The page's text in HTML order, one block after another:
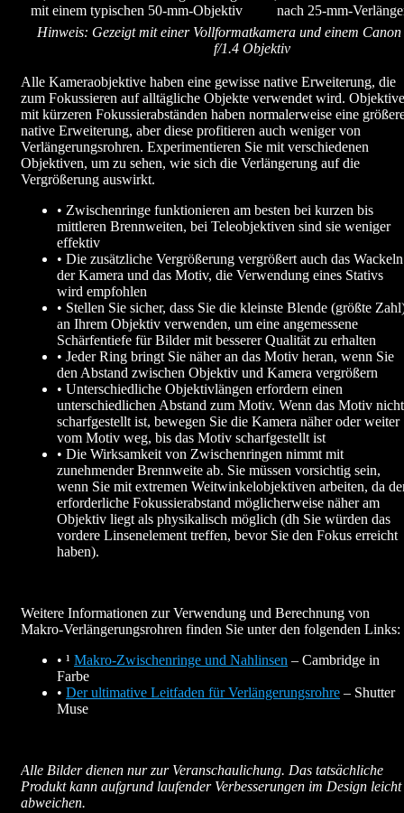
mit einem typischen 50-mm-Objektiv
nach 25-mm-
Hinweis: Gezeigt mit einer Vollformatkamera und einem
f/1.4 Objektiv
Alle Kameraobjektive haben eine gewisse native Erweiterung, die
zum Fokussieren auf alltägliche Objekte verwendet wird. Objektive
mit kürzeren Fokussierabständen haben normalerweise eine
native Erweiterung, aber diese profitieren auch weniger von
Verlängerungsrohren. Experimentieren Sie mit verschiedenen
Objektiven, um zu sehen, wie sich die Verlängerung auf die
Vergrößerung auswirkt.
• Zwischenringe funktionieren am besten bei kurzen bis
mittleren Brennweiten, bei Teleobjektiven sind sie weniger
effektiv
• Die zusätzliche Vergrößerung vergrößert auch das Wackeln
der Kamera und das Motiv, die Verwendung eines Stativs
wird empfohlen
• Stellen Sie sicher, dass Sie die kleinste Blende (größte
an Ihrem Objektiv verwenden, um eine angemessene
Schärfentiefe für Bilder mit besserer Qualität zu erhalten
• Jeder Ring bringt Sie näher an das Motiv heran, wenn Sie
den Abstand zwischen Objektiv und Kamera vergrößern
• Unterschiedliche Objektivlängen erfordern einen
unterschiedlichen Abstand zum Motiv. Wenn das Motiv nicht
scharfgestellt ist, bewegen Sie die Kamera näher oder weiter
vom Motiv weg, bis das Motiv scharfgestellt ist
• Die Wirksamkeit von Zwischenringen nimmt mit
zunehmender Brennweite ab. Sie müssen vorsichtig sein,
wenn Sie mit extremen Weitwinkelobjektiven arbeiten, da
erforderliche Fokussierabstand möglicherweise näher am
Objektiv liegt als physikalisch möglich (dh Sie würden das
vordere Linsenelement treffen, bevor Sie den Fokus erreicht
haben).
Weitere Informationen zur Verwendung und Berechnung von
Makro-Verlängerungsrohren finden Sie unter den folgenden Links:
• ¹ Makro-Zwischenringe und Nahlinsen – Cambridge in
Farbe
• Der ultimative Leitfaden für Verlängerungsrohre – Shutter
Muse
Alle Bilder dienen nur zur Veranschaulichung. Das tatsächliche
Produkt kann aufgrund laufender Verbesserungen im Design leicht
abweichen.